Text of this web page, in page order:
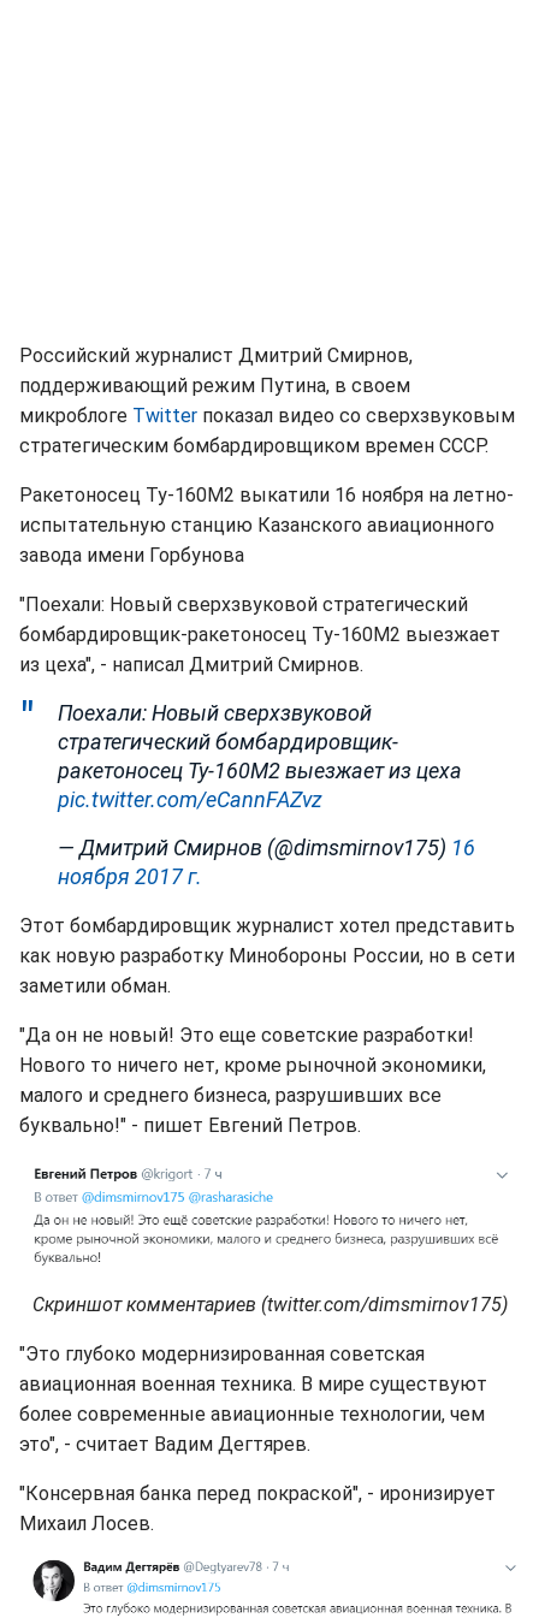
Российский журналист Дмитрий Смирнов,
поддерживающий режим Путина, в своем
микроблоге Twitter показал видео со сверхзвуковым
стратегическим бомбардировщиком времен СССР.
Ракетоносец Ту-160М2 выкатили 16 ноября на летно-
испытательную станцию Казанского авиационного
завода имени Горбунова
"Поехали: Новый сверхзвуковой стратегический
бомбардировщик-ракетоносец Ту-160М2 выезжает
из цеха", - написал Дмитрий Смирнов.
Поехали: Новый сверхзвуковой
стратегический бомбардировщик-
ракетоносец Ту-160М2 выезжает из цеха
pic.twitter.com/eCannFAZvz
— Дмитрий Смирнов (@dimsmirnov175) 16
ноября 2017 г.
Этот бомбардировщик журналист хотел представить
как новую разработку Минобороны России, но в сети
заметили обман.
"Да он не новый! Это еще советские разработки!
Нового то ничего нет, кроме рыночной экономики,
малого и среднего бизнеса, разрушивших все
буквально!" - пишет Евгений Петров.
Скриншот комментариев (twitter.com/dimsmirnov175)
"Это глубоко модернизированная советская
авиационная военная техника. В мире существуют
более современные авиационные технологии, чем
это", - считает Вадим Дегтярев.
"Консервная банка перед покраской", - иронизирует
Михаил Лосев.